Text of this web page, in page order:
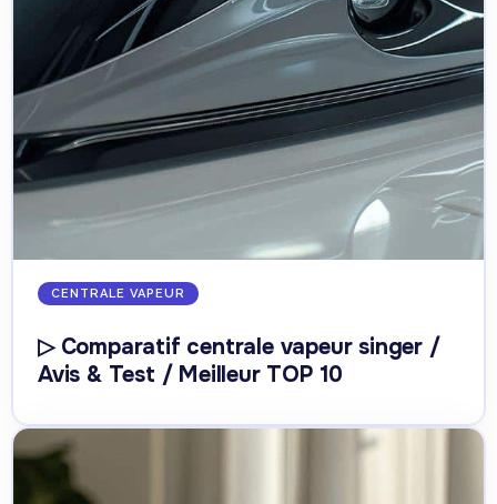
CENTRALE VAPEUR
▷ Comparatif centrale vapeur singer /
Avis & Test / Meilleur TOP 10